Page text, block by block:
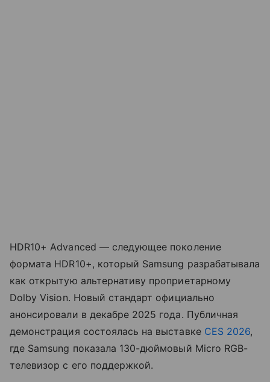
HDR10+ Advanced — следующее поколение
формата HDR10+, который Samsung разрабатывала
как открытую альтернативу проприетарному
Dolby Vision. Новый стандарт официально
анонсировали в декабре 2025 года. Публичная
демонстрация состоялась на выставке CES 2026,
где Samsung показала 130-дюймовый Micro RGB-
телевизор с его поддержкой.